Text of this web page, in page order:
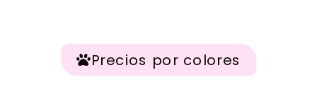
Precios por colores